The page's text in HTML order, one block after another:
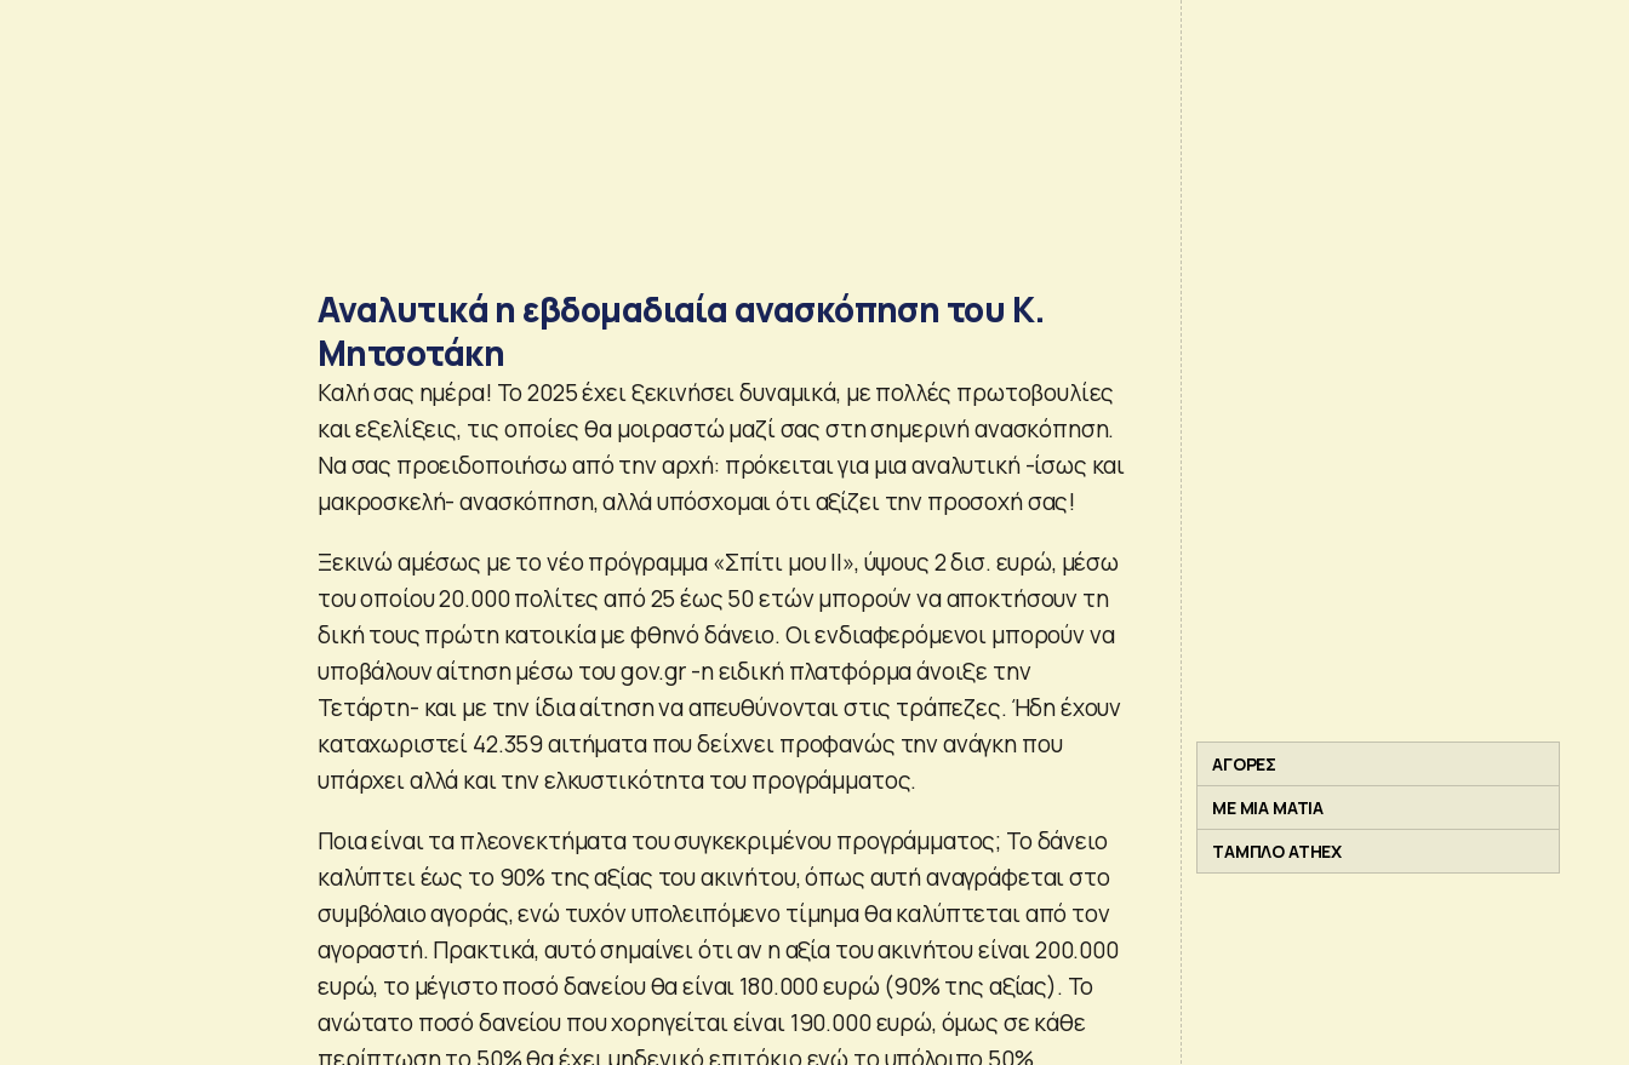
Αναλυτικά η εβδομαδιαία ανασκόπηση του Κ.
Μητσοτάκη
Καλή σας ημέρα! Το 2025 έχει ξεκινήσει δυναμικά, με πολλές πρωτοβουλίες
και εξελίξεις, τις οποίες θα μοιραστώ μαζί σας στη σημερινή ανασκόπηση.
Να σας προειδοποιήσω από την αρχή: πρόκειται για μια αναλυτική -ίσως και
μακροσκελή- ανασκόπηση, αλλά υπόσχομαι ότι αξίζει την προσοχή σας!
Ξεκινώ αμέσως με το νέο πρόγραμμα «Σπίτι μου ΙΙ», ύψους 2 δισ. ευρώ, μέσω
του οποίου 20.000 πολίτες από 25 έως 50 ετών μπορούν να αποκτήσουν τη
δική τους πρώτη κατοικία με φθηνό δάνειο. Οι ενδιαφερόμενοι μπορούν να
υποβάλουν αίτηση μέσω του gov.gr -η ειδική πλατφόρμα άνοιξε την
Τετάρτη- και με την ίδια αίτηση να απευθύνονται στις τράπεζες. Ήδη έχουν
καταχωριστεί 42.359 αιτήματα που δείχνει προφανώς την ανάγκη που
υπάρχει αλλά και την ελκυστικότητα του προγράμματος.
Ποια είναι τα πλεονεκτήματα του συγκεκριμένου προγράμματος; Το δάνειο
καλύπτει έως το 90% της αξίας του ακινήτου, όπως αυτή αναγράφεται στο
συμβόλαιο αγοράς, ενώ τυχόν υπολειπόμενο τίμημα θα καλύπτεται από τον
αγοραστή. Πρακτικά, αυτό σημαίνει ότι αν η αξία του ακινήτου είναι 200.000
ευρώ, το μέγιστο ποσό δανείου θα είναι 180.000 ευρώ (90% της αξίας). Το
ανώτατο ποσό δανείου που χορηγείται είναι 190.000 ευρώ, όμως σε κάθε
περίπτωση το 50% θα έχει μηδενικό επιτόκιο ενώ το υπόλοιπο 50%
ΑΓΟΡΕΣ
ΜΕ ΜΙΑ ΜΑΤΙΑ
ΤΑΜΠΛΟ ATHEX